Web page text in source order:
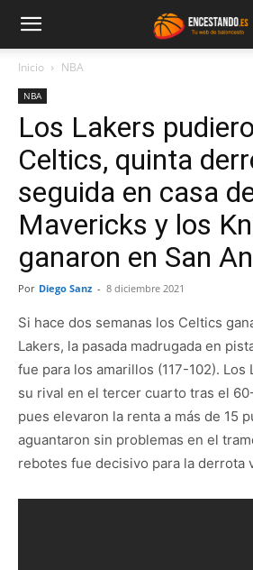
Inicio NBA
NBA
Los Lakers
Celtics, quinta
seguida en casa
Mavericks y los
ganaron en San
Por Diego Sanz - 8 diciembre 2021
Si hace dos semanas los Celtics
Lakers, la pasada madrugada en
fue para los amarillos (117-102).
su rival en el tercer cuarto tras el
pues elevaron la renta a más de 15
aguantaron sin problemas en el
rebotes fue decisivo para la derrota